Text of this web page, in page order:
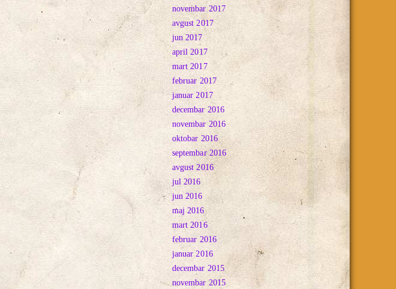
novembar 2017
avgust 2017
jun 2017
april 2017
mart 2017
februar 2017
januar 2017
decembar 2016
novembar 2016
oktobar 2016
septembar 2016
avgust 2016
jul 2016
jun 2016
maj 2016
mart 2016
februar 2016
januar 2016
decembar 2015
novembar 2015